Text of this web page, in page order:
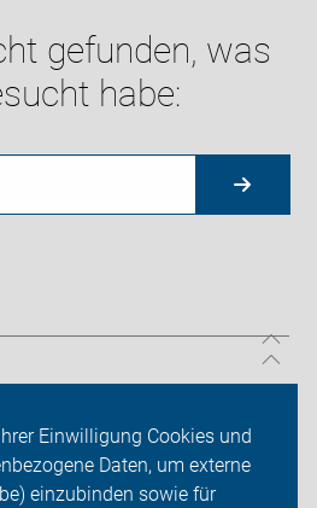
Einwilligung Cookies und
Daten, um externe
einzubinden sowie für
gefunden, was
habe: